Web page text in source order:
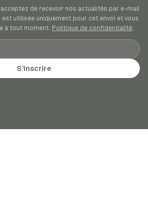
acceptez de recevoir nos actualités par e-mail
est utilisée uniquement pour cet envoi et vous
à tout moment. Politique de confidentialité.
S’inscrire